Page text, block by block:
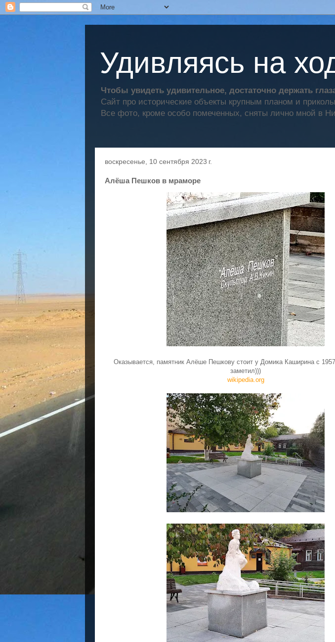
Удивляясь на
Чтобы увидеть удивительное, достаточно держать
Сайт про исторические объекты крупным планом и
Все фото, кроме особо помеченных, сняты лично мной в
воскресенье, 10 сентября 2023 г.
Алёша Пешков в мраморе
Оказывается, памятник Алёше Пешкову стоит у Домика Каширина с
заметил)))
wikipedia.org